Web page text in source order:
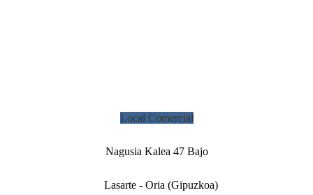
Local Comercial
Nagusia Kalea 47 Bajo
Lasarte - Oria (Gipuzkoa)